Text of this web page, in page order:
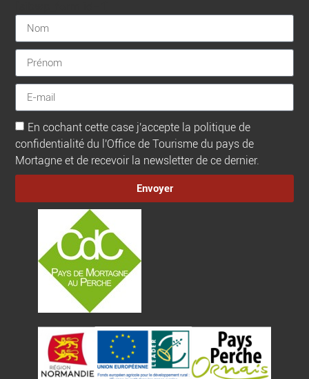
En cochant cette case j'accepte la politique de
confidentialité du l'Office de Tourisme du pays de
Mortagne et de recevoir la newsletter de ce dernier.
Envoyer